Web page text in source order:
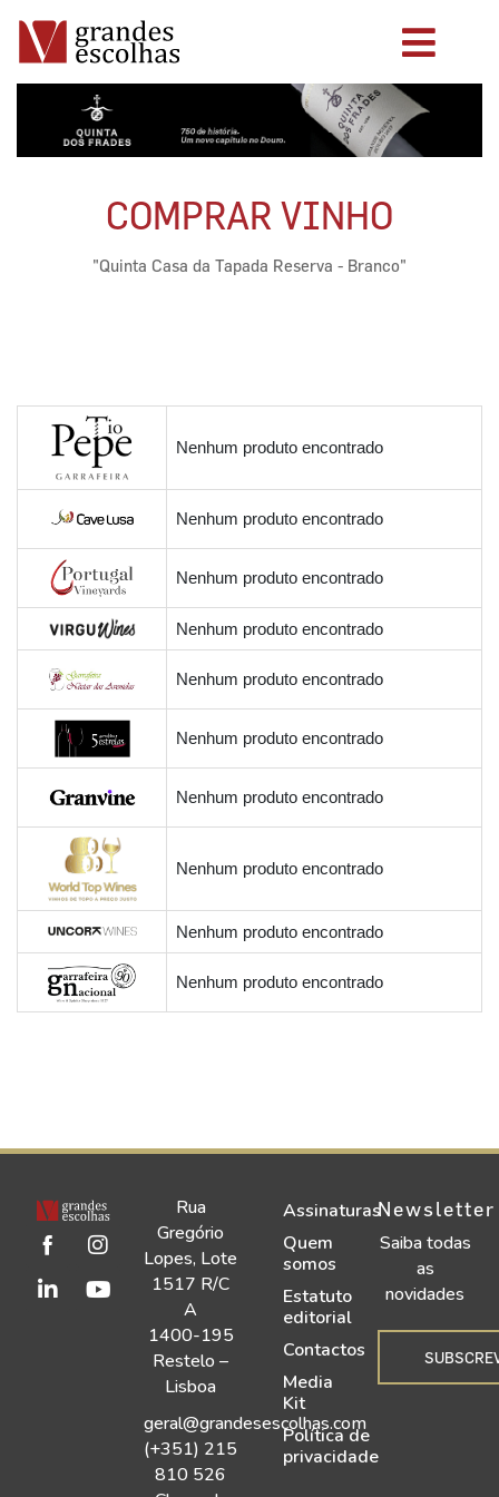
COMPRAR VINHO
"Quinta Casa da Tapada Reserva - Branco"
Nenhum produto encontrado
Nenhum produto encontrado
Nenhum produto encontrado
Nenhum produto encontrado
Nenhum produto encontrado
Nenhum produto encontrado
Nenhum produto encontrado
Nenhum produto encontrado
Nenhum produto encontrado
Nenhum produto encontrado
Rua
Gregório
Lopes, Lote
1517 R/C
A
1400-195
Restelo –
Lisboa
geral@grandesescolhas.com
(+351) 215
810 526
Assinaturas
Quem
somos
Estatuto
editorial
Contactos
Media
Kit
Política de
privacidade
Newsletter
Saiba todas
as
novidades